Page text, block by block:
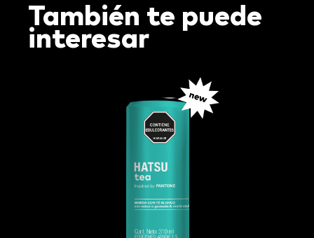
También te puede
interesar